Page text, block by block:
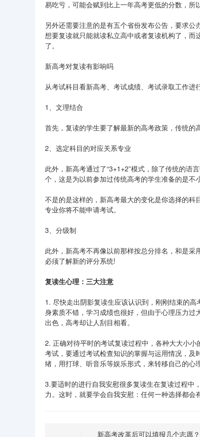
易吃亏，可能会赋到比上一年高考更低的分数，所
另外还需要注意的是有五个省份发布公告，要求
想要复读就只能就读私立高中或者复读机构了，
了。
新高考对复读有影响吗
从考试科目看新高考、考试成绩、考试录取工作进
1、文理结合
首先，复读的学生要了解最新的高考政策，传统的
2、选定科目的对应关系专业
此外，新高考通过了“3+1+2”模式，除了传统的语
个，这是为以前参加过传统高考的学生准备的是
不是的是这样的，新高考最大的变化是你选择的
专业你将不能申请考试。
3、分级制
此外，新高考不再像以前那样按总分排名，和是采
必须了解新的评分系统!
复读生心理：三大注意
1. 尽快走出阴影复读生应该认识到，刚刚结束的
身素质不错，学习成绩也很好，但由于心理压力
出色，高考却让人刮目相看。
2. 正确对待平时的考试复读过程中，各种大大小
考试，要通过考试检查知识的掌握与运用情况，
绪，用打球、听音乐等娱乐形式，来转移自己的心
3.要适时的进行自我安慰很多复读生在复读过程中
力。这时，就要学会自我安慰：任何一种选择都会
新高考改革后可以填报几个志愿？